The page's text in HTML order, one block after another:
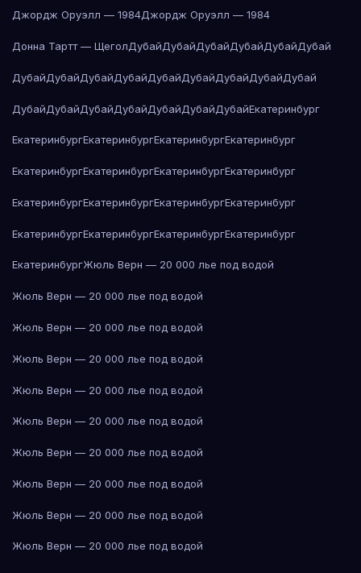
Джордж Оруэлл — 1984Джордж Оруэлл — 1984
Донна Тартт — ЩеголДубайДубайДубайДубайДубайДубай
ДубайДубайДубайДубайДубайДубайДубайДубайДубай
ДубайДубайДубайДубайДубайДубайДубайЕкатеринбург
ЕкатеринбургЕкатеринбургЕкатеринбургЕкатеринбург
ЕкатеринбургЕкатеринбургЕкатеринбургЕкатеринбург
ЕкатеринбургЕкатеринбургЕкатеринбургЕкатеринбург
ЕкатеринбургЕкатеринбургЕкатеринбургЕкатеринбург
ЕкатеринбургЖюль Верн — 20 000 лье под водой
Жюль Верн — 20 000 лье под водой
Жюль Верн — 20 000 лье под водой
Жюль Верн — 20 000 лье под водой
Жюль Верн — 20 000 лье под водой
Жюль Верн — 20 000 лье под водой
Жюль Верн — 20 000 лье под водой
Жюль Верн — 20 000 лье под водой
Жюль Верн — 20 000 лье под водой
Жюль Верн — 20 000 лье под водой